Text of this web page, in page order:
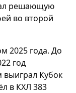
решающую
во второй
2025 года. До
год
выиграл Кубок
в КХЛ 383